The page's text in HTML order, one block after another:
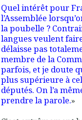
Quel intérêt pour
l’Assemblée
la poubelle ?
langues veulent
délaisse pas
membre de la
parfois, et je doute
plus supérieure à
députés. On l’a
prendre la parole.»